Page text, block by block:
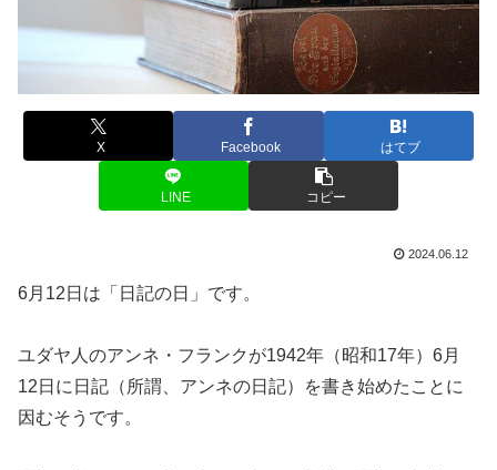
X Facebook はてブ
LINE コピー
2024.06.12
6月12日は「日記の日」です。
ユダヤ人のアンネ・フランクが1942年（昭和17年）6月
12日に日記（所謂、アンネの日記）を書き始めたことに
因むそうです。